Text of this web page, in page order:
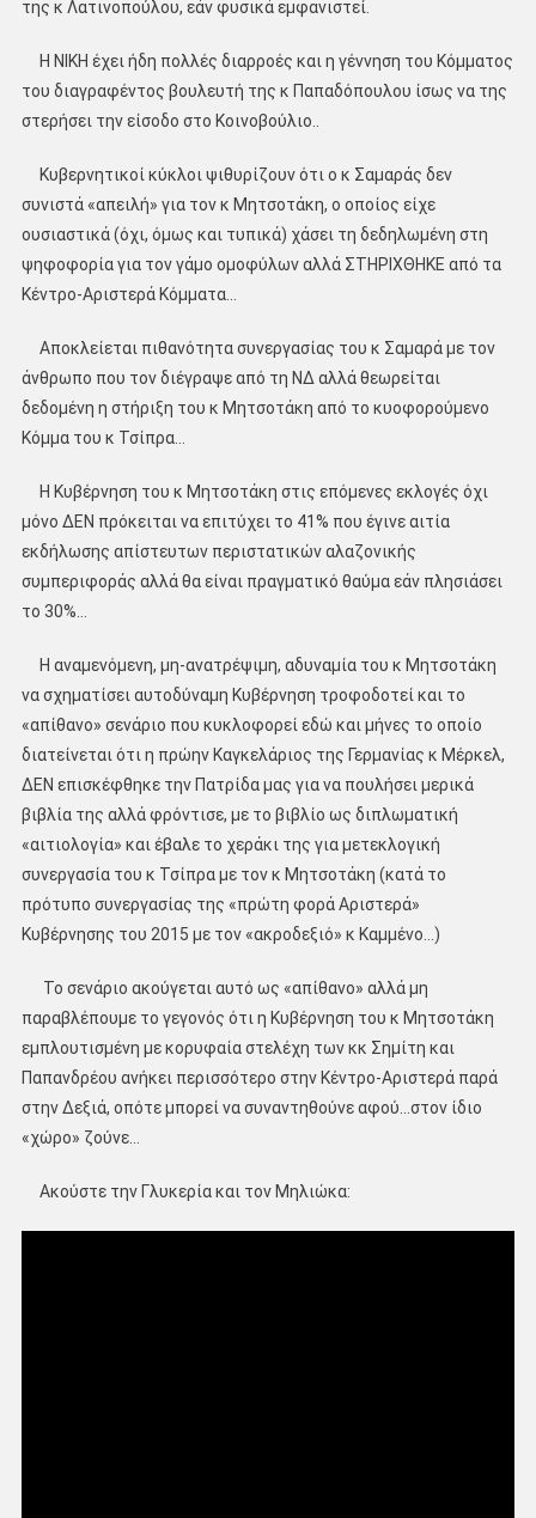
της κ Λατινοπούλου, εάν φυσικά εμφανιστεί.
Η ΝΙΚΗ έχει ήδη πολλές διαρροές και η γέννηση του Κόμματος
του διαγραφέντος βουλευτή της κ Παπαδόπουλου ίσως να της
στερήσει την είσοδο στο Κοινοβούλιο..
Κυβερνητικοί κύκλοι ψιθυρίζουν ότι ο κ Σαμαράς δεν
συνιστά «απειλή» για τον κ Μητσοτάκη, ο οποίος είχε
ουσιαστικά (όχι, όμως και τυπικά) χάσει τη δεδηλωμένη στη
ψηφοφορία για τον γάμο ομοφύλων αλλά ΣΤΗΡΙΧΘΗΚΕ από τα
Κέντρο-Αριστερά Κόμματα…
Αποκλείεται πιθανότητα συνεργασίας του κ Σαμαρά με τον
άνθρωπο που τον διέγραψε από τη ΝΔ αλλά θεωρείται
δεδομένη η στήριξη του κ Μητσοτάκη από το κυοφορούμενο
Κόμμα του κ Τσίπρα…
Η Κυβέρνηση του κ Μητσοτάκη στις επόμενες εκλογές όχι
μόνο ΔΕΝ πρόκειται να επιτύχει το 41% που έγινε αιτία
εκδήλωσης απίστευτων περιστατικών αλαζονικής
συμπεριφοράς αλλά θα είναι πραγματικό θαύμα εάν πλησιάσει
το 30%…
Η αναμενόμενη, μη-ανατρέψιμη, αδυναμία του κ Μητσοτάκη
να σχηματίσει αυτοδύναμη Κυβέρνηση τροφοδοτεί και το
«απίθανο» σενάριο που κυκλοφορεί εδώ και μήνες το οποίο
διατείνεται ότι η πρώην Καγκελάριος της Γερμανίας κ Μέρκελ,
ΔΕΝ επισκέφθηκε την Πατρίδα μας για να πουλήσει μερικά
βιβλία της αλλά φρόντισε, με το βιβλίο ως διπλωματική
«αιτιολογία» και έβαλε το χεράκι της για μετεκλογική
συνεργασία του κ Τσίπρα με τον κ Μητσοτάκη (κατά το
πρότυπο συνεργασίας της «πρώτη φορά Αριστερά»
Κυβέρνησης του 2015 με τον «ακροδεξιό» κ Καμμένο…)
Το σενάριο ακούγεται αυτό ως «απίθανο» αλλά μη
παραβλέπουμε το γεγονός ότι η Κυβέρνηση του κ Μητσοτάκη
εμπλουτισμένη με κορυφαία στελέχη των κκ Σημίτη και
Παπανδρέου ανήκει περισσότερο στην Κέντρο-Αριστερά παρά
στην Δεξιά, οπότε μπορεί να συναντηθούνε αφού…στον ίδιο
«χώρο» ζούνε…
Ακούστε την Γλυκερία και τον Μηλιώκα: